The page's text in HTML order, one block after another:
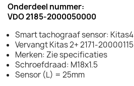
Onderdeel nummer:
VDO 2185-2000050000
Smart tachograaf sensor: Kitas4
Vervangt Kitas 2+ 2171-20000115
Merken: Zie specificaties
Schroefdraad: M18x1.5
Sensor (L) = 25mm